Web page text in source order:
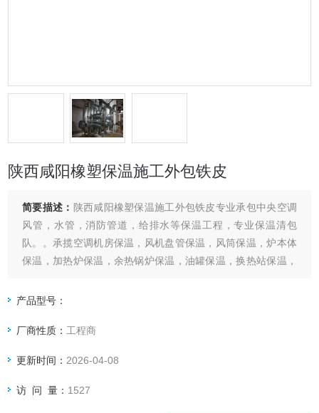
陕西咸阳橡塑保温施工外包铁皮
简要描述： 陕西咸阳橡塑保温施工外包铁皮专业承包中央空调
风管，水管，消防管道，给排水等保温工程，专业保温清包
队。。承揽空调机房保温，风机盘管保温，风筒保温，炉本体
保温，加热炉保温，余热锅炉保温，油罐保温，换热站保温，
棉，，橡塑棉。聚氨酯，硅酸铝，硅酸盐，海泡石，，等，外
产品型号：
厂商性质： 工程商
更新时间： 2026-04-08
访 问 量： 1527